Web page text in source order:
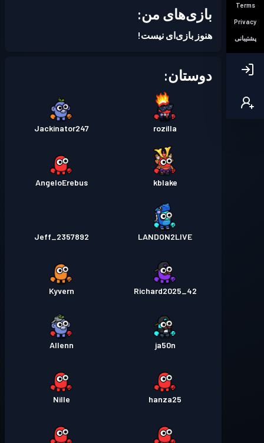
Terms
Privacy
پشتیبانی
بازی‌های من:
هنوز بازی‌ای نیست!
دوستان:
rozilla
Jackinator247
kblake
AngeloErebus
LANDON2LIVE
Jeff_2357892
Richard2025_42
Kyvern
ja50n
Allenn
hanza25
Nille